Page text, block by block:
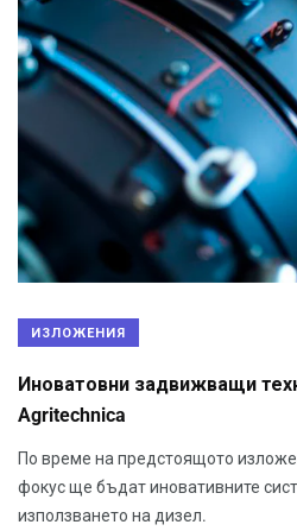
ИЗЛОЖЕНИЯ
Иноватовни задвижващи
Agritechnica
По време на предстоящото
фокус ще бъдат иновативните
използването на дизел.